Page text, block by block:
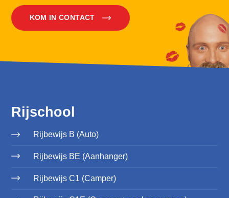
KOM IN CONTACT
Rijschool
Rijbewijs B (Auto)
Rijbewijs BE (Aanhanger)
Rijbewijs C1 (Camper)